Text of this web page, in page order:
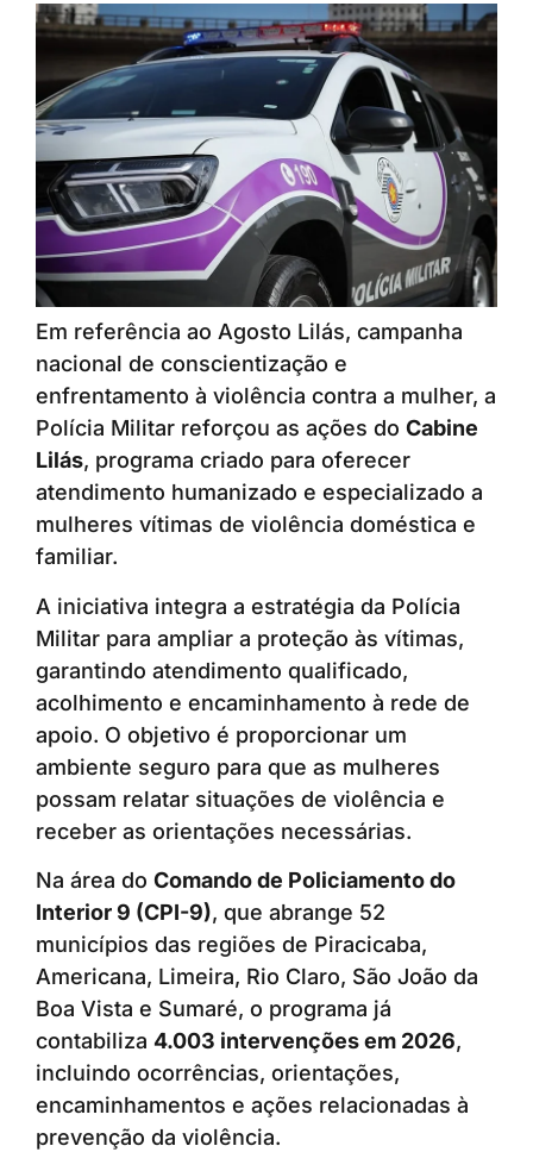
Em referência ao Agosto Lilás, campanha
nacional de conscientização e
enfrentamento à violência contra a mulher, a
Polícia Militar reforçou as ações do Cabine
Lilás, programa criado para oferecer
atendimento humanizado e especializado a
mulheres vítimas de violência doméstica e
familiar.
A iniciativa integra a estratégia da Polícia
Militar para ampliar a proteção às vítimas,
garantindo atendimento qualificado,
acolhimento e encaminhamento à rede de
apoio. O objetivo é proporcionar um
ambiente seguro para que as mulheres
possam relatar situações de violência e
receber as orientações necessárias.
Na área do Comando de Policiamento do
Interior 9 (CPI-9), que abrange 52
municípios das regiões de Piracicaba,
Americana, Limeira, Rio Claro, São João da
Boa Vista e Sumaré, o programa já
contabiliza 4.003 intervenções em 2026,
incluindo ocorrências, orientações,
encaminhamentos e ações relacionadas à
prevenção da violência.